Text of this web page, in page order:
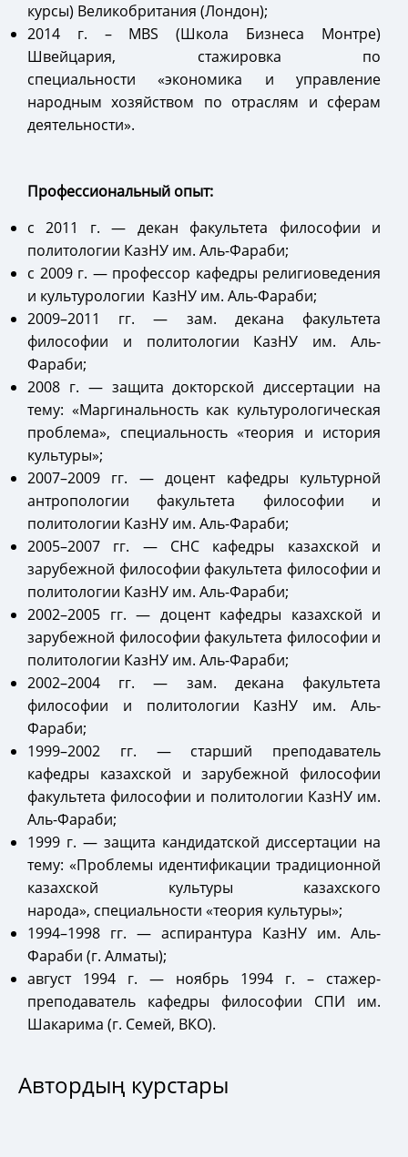
курсы) Великобритания (Лондон);
2014 г. – MBS (Школа Бизнеса Монтре)
Швейцария, стажировка по
специальности «экономика и управление
народным хозяйством по отраслям и сферам
деятельности».
Профессиональный опыт:
с 2011 г.— декан факультета философии и
политологии КазНУ им. Аль-Фараби;
с 2009 г. — профессор кафедры религиоведения
и культурологии КазНУ им. Аль-Фараби;
2009–2011 гг.— зам. декана факультета
философии и политологии КазНУ им. Аль-
Фараби;
2008 г. —защита докторской диссертации на
тему: «Маргинальность как культурологическая
проблема», специальность «теория и история
культуры»;
2007–2009 гг. —доцент кафедры культурной
антропологии факультета философии и
политологии КазНУ им. Аль-Фараби;
2005–2007 гг. —СНС кафедры казахской и
зарубежной философии факультета философии и
политологии КазНУ им. Аль-Фараби;
2002–2005 гг. — доцент кафедры казахской и
зарубежной философии факультета философии и
политологии КазНУ им. Аль-Фараби;
2002–2004 гг.— зам. декана факультета
философии и политологии КазНУ им. Аль-
Фараби;
1999–2002 гг. —старший преподаватель
кафедры казахской и зарубежной философии
факультета философии и политологии КазНУ им.
Аль-Фараби;
1999 г. — защита кандидатской диссертации на
тему: «Проблемы идентификации традиционной
казахской культуры казахского
народа», специальности «теория культуры»;
1994–1998 гг. — аспирантура КазНУ им. Аль-
Фараби (г. Алматы);
август 1994 г. — ноябрь 1994 г. – стажер-
преподаватель кафедры философии СПИ им.
Шакарима (г. Семей, ВКО).
Автордың курстары